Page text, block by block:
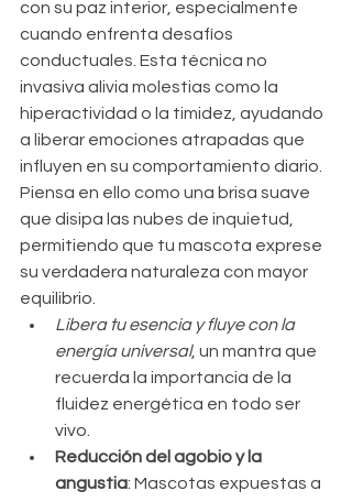
con su paz interior, especialmente
cuando enfrenta desafíos
conductuales. Esta técnica no
invasiva alivia molestias como la
hiperactividad o la timidez, ayudando
a liberar emociones atrapadas que
influyen en su comportamiento diario.
Piensa en ello como una brisa suave
que disipa las nubes de inquietud,
permitiendo que tu mascota exprese
su verdadera naturaleza con mayor
equilibrio.
Libera tu esencia y fluye con la
energía universal, un mantra que
recuerda la importancia de la
fluidez energética en todo ser
vivo.
Reducción del agobio y la
angustia: Mascotas expuestas a